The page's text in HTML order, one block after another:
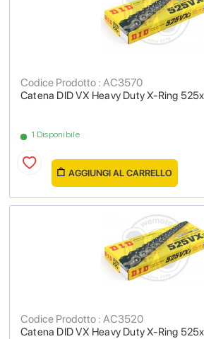
Catena DID VX Heavy Duty X-Ring
Codice Prodotto : AC3570
1 Disponibile
AGGIUNGI AL CARRELLO
Catena DID VX Heavy Duty X-Ring
Codice Prodotto : AC3520